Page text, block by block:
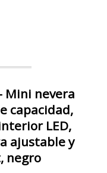
Mini nevera
capacidad,
LED,
ajustable y
negro